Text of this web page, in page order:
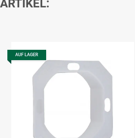
ARTIKEL:
AUF LAGER